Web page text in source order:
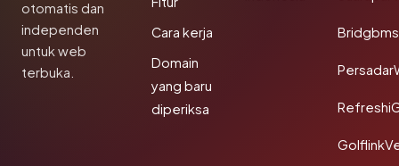
otomatis dan
independen
untuk web
terbuka.
Cara kerja
Domain
yang baru
diperiksa